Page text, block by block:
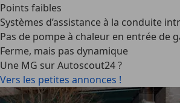
Points faibles
Systèmes d’assistance à la conduite
Pas de pompe à chaleur en entrée de
Ferme, mais pas dynamique
Une MG sur Autoscout24 ?
Vers les petites annonces !